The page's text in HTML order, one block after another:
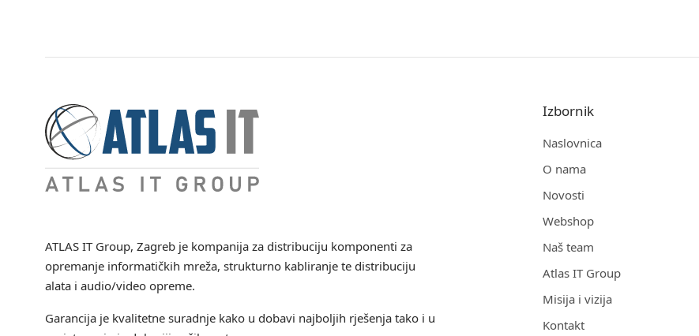
ATLAS IT Group, Zagreb je kompanija za distribuciju komponenti za
opremanje informatičkih mreža, strukturno kabliranje te distribuciju
alata i audio/video opreme.
Garancija je kvalitetne suradnje kako u dobavi najboljih rješenja tako i u
Izbornik
Naslovnica
O nama
Novosti
Webshop
Naš team
Atlas IT Group
Misija i vizija
Kontakt